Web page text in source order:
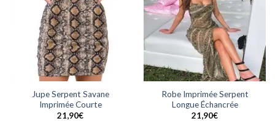
wishlist
Jupe Serpent Savane
Imprimée Courte
21,90€
wishlist
Robe Imprimée Serpent
Longue Échancrée
21,90€